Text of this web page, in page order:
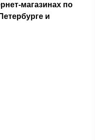
магазинах по
и